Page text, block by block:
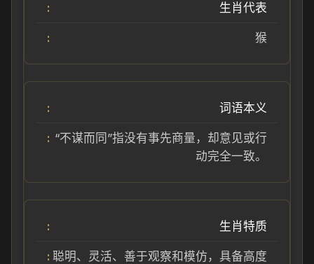
生肖代表
猴
词语本义
“不谋而同”指没有事先商量，却意见或行
动完全一致。
生肖特质
聪明、灵活、善于观察和模仿，具备高度